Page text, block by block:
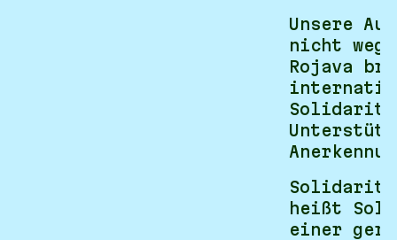
Unsere
nicht
Rojava
heißt
einer